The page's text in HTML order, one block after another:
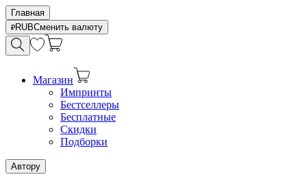
Главная
RUBСменить валюту
Магазин
Импринты
Бестселлеры
Бесплатные
Скидки
Подборки
Автору